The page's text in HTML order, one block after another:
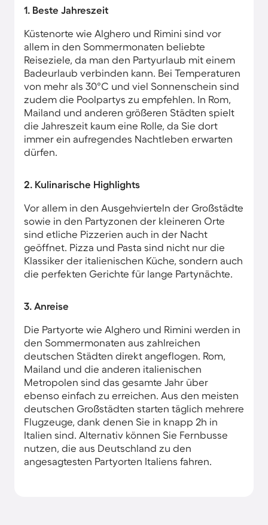
1. Beste Jahreszeit
Küstenorte wie Alghero und Rimini sind vor
allem in den Sommermonaten beliebte
Reiseziele, da man den Partyurlaub mit einem
Badeurlaub verbinden kann. Bei Temperaturen
von mehr als 30°C und viel Sonnenschein sind
zudem die Poolpartys zu empfehlen. In Rom,
Mailand und anderen größeren Städten spielt
die Jahreszeit kaum eine Rolle, da Sie dort
immer ein aufregendes Nachtleben erwarten
dürfen.
2. Kulinarische Highlights
Vor allem in den Ausgehvierteln der Großstädte
sowie in den Partyzonen der kleineren Orte
sind etliche Pizzerien auch in der Nacht
geöffnet. Pizza und Pasta sind nicht nur die
Klassiker der italienischen Küche, sondern auch
die perfekten Gerichte für lange Partynächte.
3. Anreise
Die Partyorte wie Alghero und Rimini werden in
den Sommermonaten aus zahlreichen
deutschen Städten direkt angeflogen. Rom,
Mailand und die anderen italienischen
Metropolen sind das gesamte Jahr über
ebenso einfach zu erreichen. Aus den meisten
deutschen Großstädten starten täglich mehrere
Flugzeuge, dank denen Sie in knapp 2h in
Italien sind. Alternativ können Sie Fernbusse
nutzen, die aus Deutschland zu den
angesagtesten Partyorten Italiens fahren.